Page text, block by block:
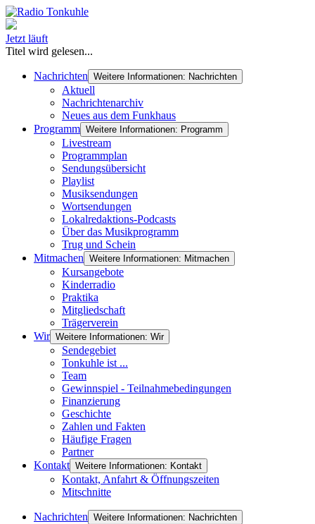
Jetzt läuft
Titel wird gelesen...
Nachrichten Weitere Informationen: Nachrichten
Aktuell
Nachrichtenarchiv
Neues aus dem Funkhaus
Programm Weitere Informationen: Programm
Livestream
Programmplan
Sendungsübersicht
Playlist
Musiksendungen
Wortsendungen
Lokalredaktions-Podcasts
Über das Musikprogramm
Trug und Schein
Mitmachen Weitere Informationen: Mitmachen
Kursangebote
Kinderradio
Praktika
Mitgliedschaft
Trägerverein
Wir Weitere Informationen: Wir
Sendegebiet
Tonkuhle ist ...
Team
Gewinnspiel - Teilnahmebedingungen
Finanzierung
Geschichte
Zahlen und Fakten
Häufige Fragen
Partner
Kontakt Weitere Informationen: Kontakt
Kontakt, Anfahrt & Öffnungszeiten
Mitschnitte
Nachrichten Weitere Informationen: Nachrichten